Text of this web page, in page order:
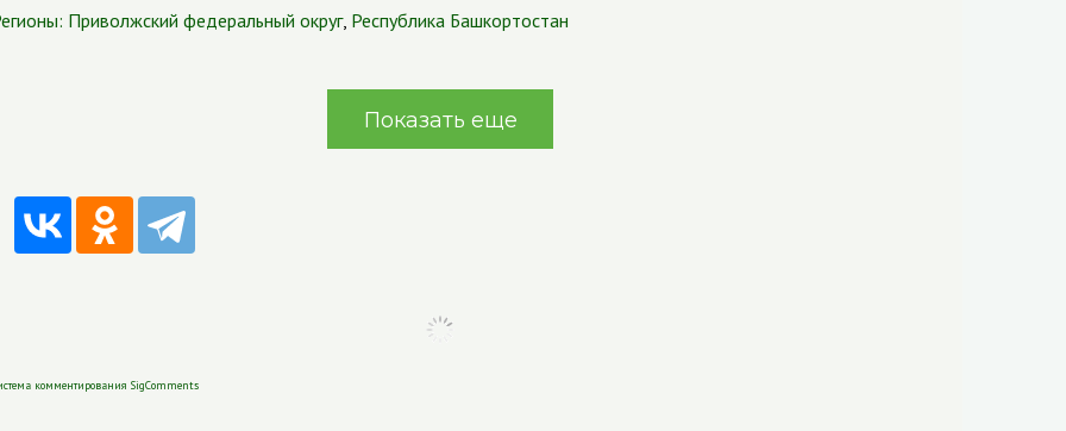
Приволжский федеральный округ, Республика Башкортостан
Показать еще
комментирования SigComments